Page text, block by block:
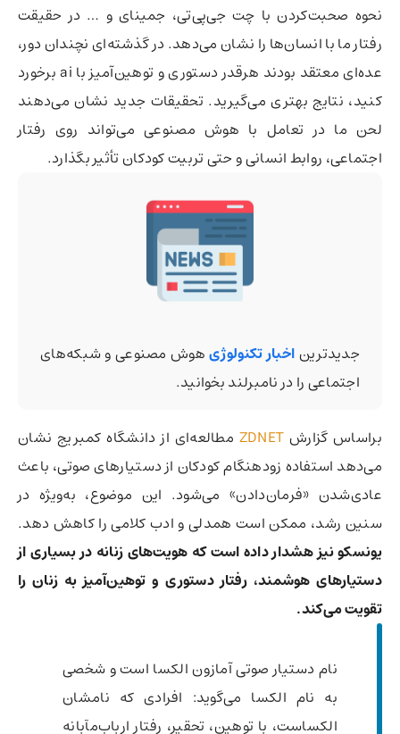
نحوه صحبت‌کردن با چت جی‌پی‌تی، جمینای و … در حقیقت
رفتار ما با انسان‌ها را نشان می‌دهد. در گذشته‌ای نچندان دور،
عده‌ای معتقد بودند هرقدر دستوری و توهین‌آمیز با ai برخورد
کنید، نتایج بهتری می‌گیرید. تحقیقات جدید نشان می‌دهند
لحن ما در تعامل با هوش مصنوعی می‌تواند روی رفتار
اجتماعی، روابط انسانی و حتی تربیت کودکان تأثیر بگذارد.
جدیدتریناخبار تکنولوژیهوش مصنوعی و شبکه‌های
اجتماعی را در نامبرلند بخوانید.
براساس گزارش ZDNET مطالعه‌ای از دانشگاه کمبریج نشان
می‌دهد استفاده زودهنگام کودکان از دستیارهای صوتی، باعث
عادی‌شدن «فرمان‌دادن» می‌شود. این موضوع، به‌ویژه در
سنین رشد، ممکن است همدلی و ادب کلامی را کاهش دهد.
یونسکو نیز هشدار داده است که هویت‌های زنانه در بسیاری از
دستیارهای هوشمند، رفتار دستوری و توهین‌آمیز به زنان را
تقویت می‌کند.
نام دستیار صوتی آمازون الکسا است و شخصی
به نام الکسا می‌گوید: افرادی که نامشان
الکساست، با توهین، تحقیر، رفتار ارباب‌مآبانه